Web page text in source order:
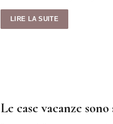
LIRE LA SUITE
Le case vacanze